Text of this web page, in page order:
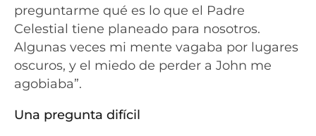
preguntarme qué es lo que el Padre
Celestial tiene planeado para nosotros.
Algunas veces mi mente vagaba por lugares
oscuros, y el miedo de perder a John me
agobiaba”.
Una pregunta difícil